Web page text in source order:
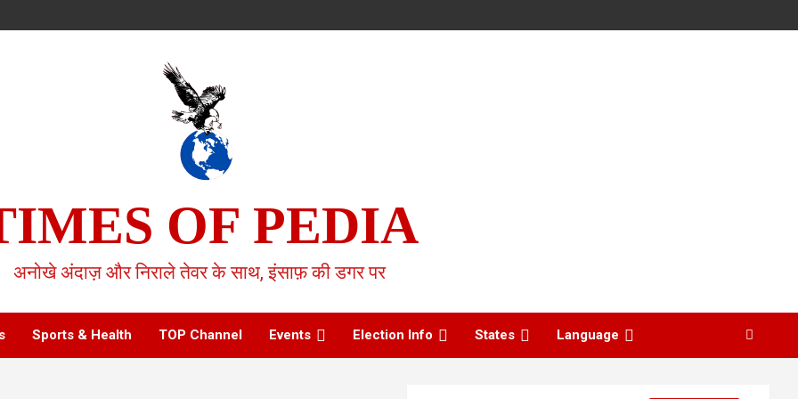
OF PEDIA
अनोखे अंदाज़ और निराले तेवर के साथ, इंसाफ़ की डगर पर
Sports & Health TOP Channel Events Election Info States Language